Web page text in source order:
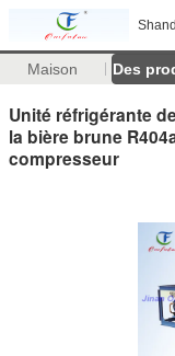
Maison Des
Unité réfrigérante
la bière brune
compresseur